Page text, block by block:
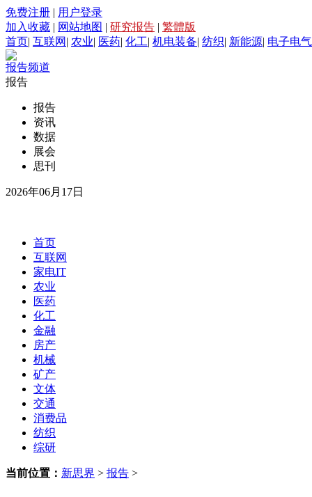
免费注册 | 用户登录
加入收藏 | 网站地图 | 研究报告 | 繁體版
首页| 互联网 | 农业| 医药| 化工| 机电装备| 纺织| 新能源| 电子电气
报告频道
报告
报告
资讯
数据
展会
思刊
2026年06月17日
首页
互联网
家电IT
农业
医药
化工
金融
房产
机械
矿产
文体
交通
消费品
纺织
综研
当前位置： 新思界 > 报告 >